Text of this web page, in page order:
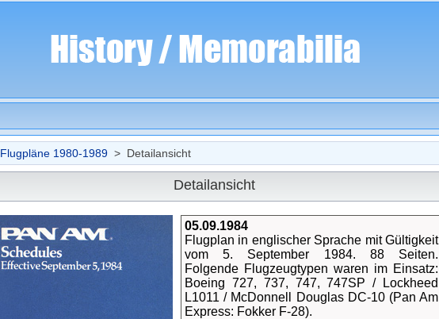
Flugpläne 1980-1989 > Detailansicht
Detailansicht
05.09.1984
Flugplan in englischer Sprache mit Gültigkeit
vom 5. September 1984. 88 Seiten.
Folgende Flugzeugtypen waren im Einsatz:
Boeing 727, 737, 747, 747SP / Lockheed
L1011 / McDonnell Douglas DC-10 (Pan Am
Express: Fokker F-28).